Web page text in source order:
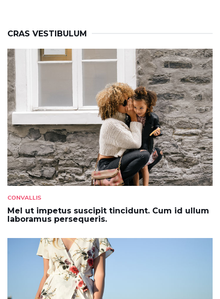
CRAS VESTIBULUM
CONVALLIS
Mel ut impetus suscipit tincidunt. Cum id ullum
laboramus persequeris.